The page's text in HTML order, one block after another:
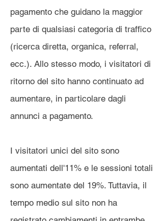
pagamento che guidano la maggior
parte di qualsiasi categoria di traffico
(ricerca diretta, organica, referral,
ecc.). Allo stesso modo, i visitatori di
ritorno del sito hanno continuato ad
aumentare, in particolare dagli
annunci a pagamento.
I visitatori unici del sito sono
aumentati dell'11% e le sessioni totali
sono aumentate del 19%. Tuttavia, il
tempo medio sul sito non ha